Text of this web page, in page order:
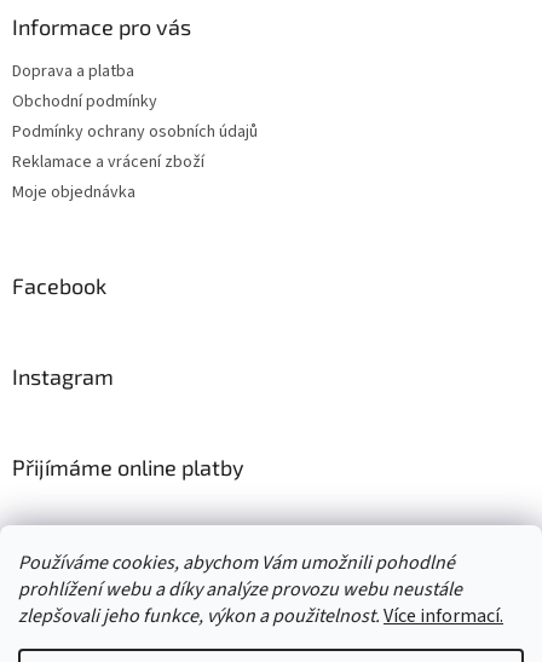
Používáme cookies, abychom Vám umožnili pohodlné
prohlížení webu a díky analýze provozu webu neustále
zlepšovali jeho funkce, výkon a použitelnost.Více informací.
Informace pro vás
Doprava a platba
Obchodní podmínky
Podmínky ochrany osobních údajů
Reklamace a vrácení zboží
Moje objednávka
Facebook
Instagram
Přijímáme online platby